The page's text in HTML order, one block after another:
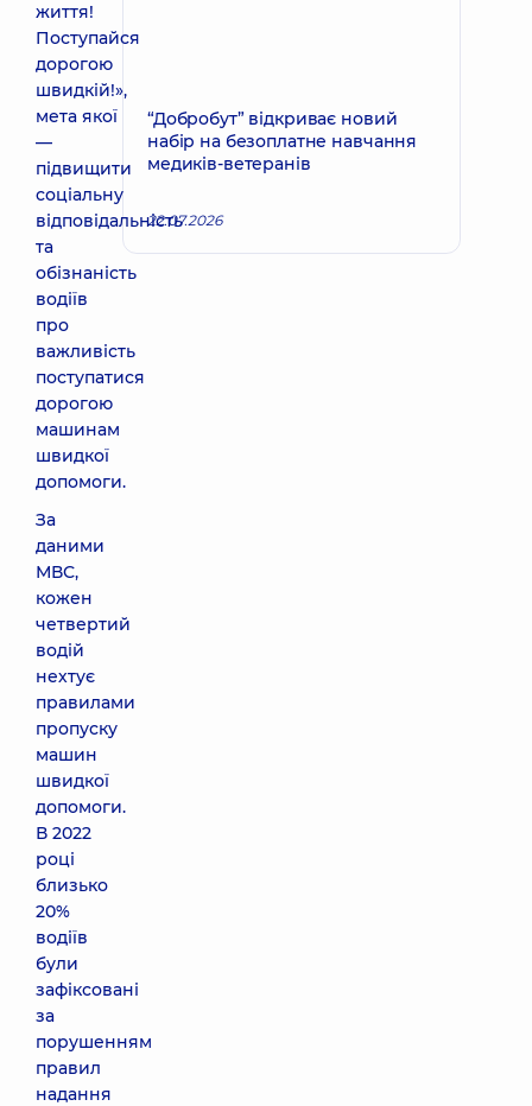
життя!
Поступайся
дорогою
швидкій!»,
мета якої
—
підвищити
соціальну
відповідальність
та
обізнаність
водіїв
про
важливість
поступатися
дорогою
машинам
швидкої
допомоги.
За
даними
МВС,
кожен
четвертий
водій
нехтує
правилами
пропуску
машин
швидкої
допомоги.
В 2022
році
близько
20%
водіїв
були
зафіксовані
за
порушенням
правил
надання
“Добробут” відкриває новий
набір на безоплатне навчання
медиків-ветеранів
22.07.2026